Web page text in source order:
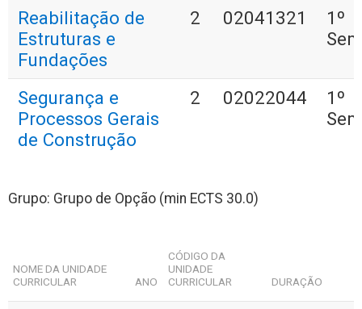
Reabilitação de
Estruturas e
Fundações
2 02041321
1º
Segurança e
Processos Gerais
de Construção
2 02022044
1º
Grupo: Grupo de Opção (min ECTS 30.0)
NOME DA UNIDADE
CURRICULAR
ANO
CÓDIGO DA
UNIDADE
CURRICULAR
DURAÇÃO